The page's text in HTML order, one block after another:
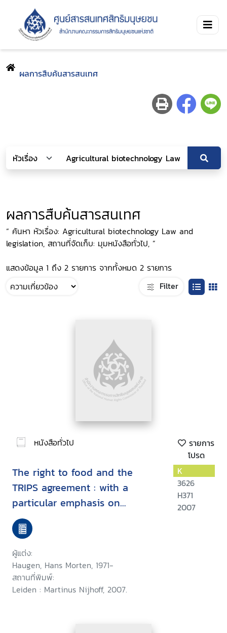
ผลการสืบค้นสารสนเทศ
ผลการสืบค้นสารสนเทศ
“ ค้นหา หัวเรื่อง: Agricultural biotechnology Law and
legislation, สถานที่จัดเก็บ: มุมหนังสือทั่วไป, ”
แสดงข้อมูล 1 ถึง 2 รายการ จากทั้งหมด 2 รายการ
Filter
หนังสือทั่วไป
รายการ
โปรด
The right to food and the
TRIPS agreement : with a
particular emphasis on
developing countries' measures
for food production and
distribution
ผู้แต่ง:
Haugen, Hans Morten, 1971-
สถานที่พิมพ์:
Leiden : Martinus Nijhoff, 2007.
K
3626
H371
2007